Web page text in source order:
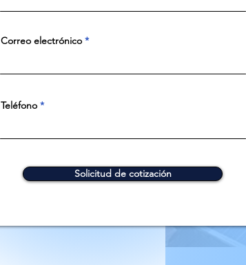
Correo electrónico
Teléfono
Solicitud de cotización